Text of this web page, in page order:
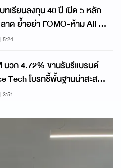
เรียนลงทุน 40 ปี เปิด 5 หลัก
ด ย้ำอย่า FOMO-ห้าม All In
ร้างมั่งคั่ง
5:24
บวก 4.72% ขานรับรีแบรนด์
Tech โบรกชี้พื้นฐานน่าสะสม
ซด์